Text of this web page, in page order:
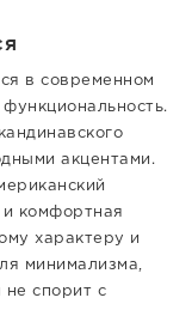
в современном
акцентами.
комфортная
характеру и
минимализма,
не спорит с